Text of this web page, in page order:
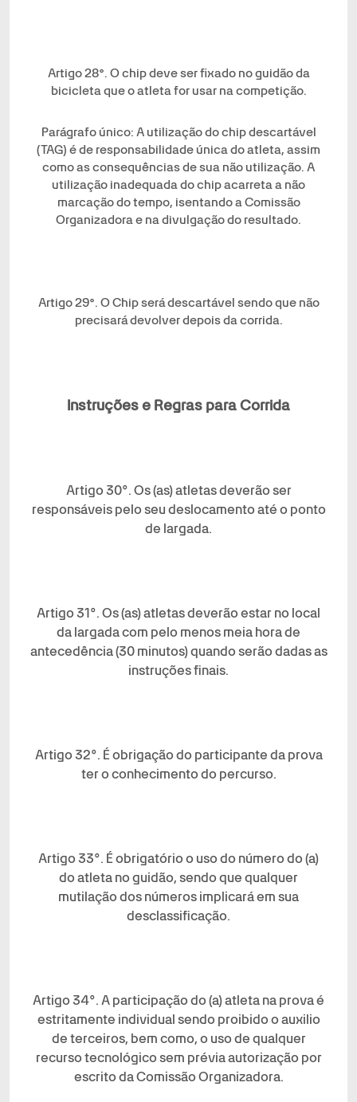
Artigo 28°. O chip deve ser fixado no guidão da
bicicleta que o atleta for usar na competição.
Parágrafo único: A utilização do chip descartável
(TAG) é de responsabilidade única do atleta, assim
como as consequências de sua não utilização. A
utilização inadequada do chip acarreta a não
marcação do tempo, isentando a Comissão
Organizadora e na divulgação do resultado.
Artigo 29°. O Chip será descartável sendo que não
precisará devolver depois da corrida.
Instruções e Regras para Corrida
Artigo 30°. Os (as) atletas deverão ser
responsáveis pelo seu deslocamento até o ponto
de largada.
Artigo 31°. Os (as) atletas deverão estar no local
da largada com pelo menos meia hora de
antecedência (30 minutos) quando serão dadas as
instruções finais.
Artigo 32°. É obrigação do participante da prova
ter o conhecimento do percurso.
Artigo 33°. É obrigatório o uso do número do (a)
do atleta no guidão, sendo que qualquer
mutilação dos números implicará em sua
desclassificação.
Artigo 34°. A participação do (a) atleta na prova é
estritamente individual sendo proibido o auxilio
de terceiros, bem como, o uso de qualquer
recurso tecnológico sem prévia autorização por
escrito da Comissão Organizadora.